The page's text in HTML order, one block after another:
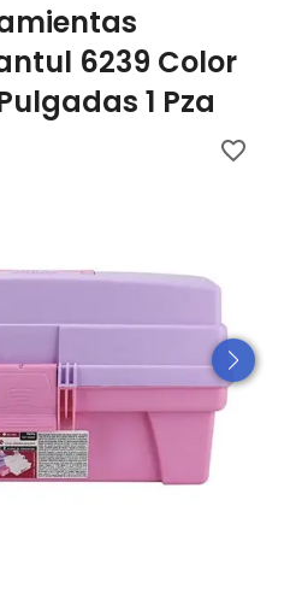
6239 Color
1 Pza